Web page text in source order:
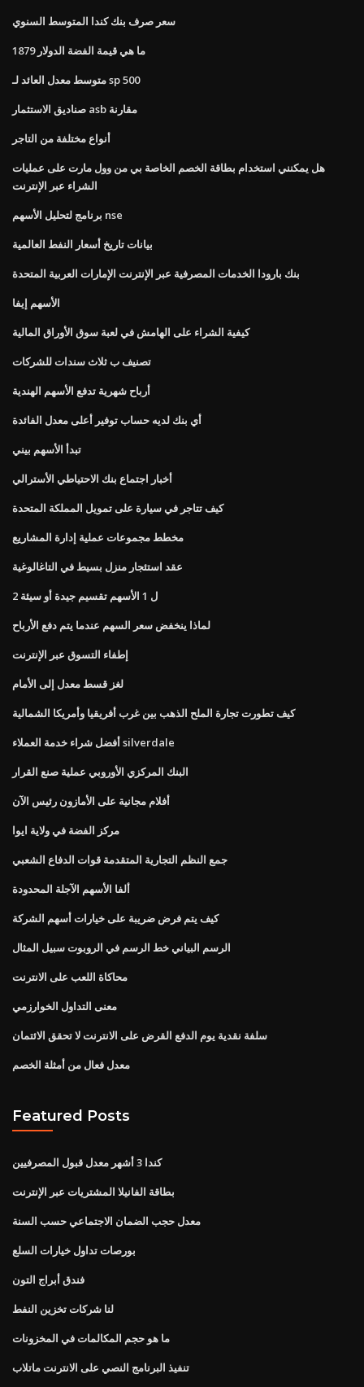
سعر صرف بنك كندا المتوسط ​​السنوي
ما هي قيمة الفضة الدولار 1879
متوسط ​​معدل العائد لـ sp 500
صناديق الاستثمار asb مقارنة
أنواع مختلفة من التاجر
هل يمكنني استخدام بطاقة الخصم الخاصة بي من وول مارت على عمليات
الشراء عبر الإنترنت
برنامج لتحليل الأسهم nse
بيانات تاريخ أسعار النفط العالمية
بنك بارودا الخدمات المصرفية عبر الإنترنت الإمارات العربية المتحدة
الأسهم إيفا
كيفية الشراء على الهامش في لعبة سوق الأوراق المالية
تصنيف ب ثلاث سندات للشركات
أرباح شهرية تدفع الأسهم الهندية
أي بنك لديه حساب توفير أعلى معدل الفائدة
تبدأ الأسهم بيني
أخبار اجتماع بنك الاحتياطي الأسترالي
كيف تتاجر في سيارة على تمويل المملكة المتحدة
مخطط مجموعات عملية إدارة المشاريع
عقد استئجار منزل بسيط في التاغالوغية
2 ل 1 الأسهم تقسيم جيدة أو سيئة
لماذا ينخفض ​​سعر السهم عندما يتم دفع الأرباح
إطفاء التسوق عبر الإنترنت
لغز قسط معدل إلى الأمام
كيف تطورت تجارة الملح الذهب بين غرب أفريقيا وأمريكا الشمالية
أفضل شراء خدمة العملاء silverdale
البنك المركزي الأوروبي عملية صنع القرار
أفلام مجانية على الأمازون رئيس الآن
مركز الفضة في ولاية ايوا
جمع النظم التجارية المتقدمة قوات الدفاع الشعبي
ألفا الأسهم الآجلة المحدودة
كيف يتم فرض ضريبة على خيارات أسهم الشركة
الرسم البياني خط الرسم في الروبوت سبيل المثال
محاكاة اللعب على الانترنت
معنى التداول الخوارزمي
سلفة نقدية يوم الدفع القرض على الانترنت لا تحقق الائتمان
معدل فعال من أمثلة الخصم
Featured Posts
كندا 3 أشهر معدل قبول المصرفيين
بطاقة الفانيلا المشتريات عبر الإنترنت
معدل حجب الضمان الاجتماعي حسب السنة
بورصات تداول خيارات السلع
فندق أبراج التون
لنا شركات تخزين النفط
ما هو حجم المكالمات في المخزونات
تنفيذ البرنامج النصي على الانترنت ماتلاب